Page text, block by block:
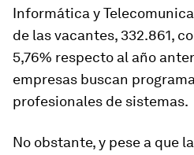
Informática y
de las vacantes, 332.861,
5,76% respecto al año
empresas buscan
profesionales de sistemas.
No obstante, y pese a que